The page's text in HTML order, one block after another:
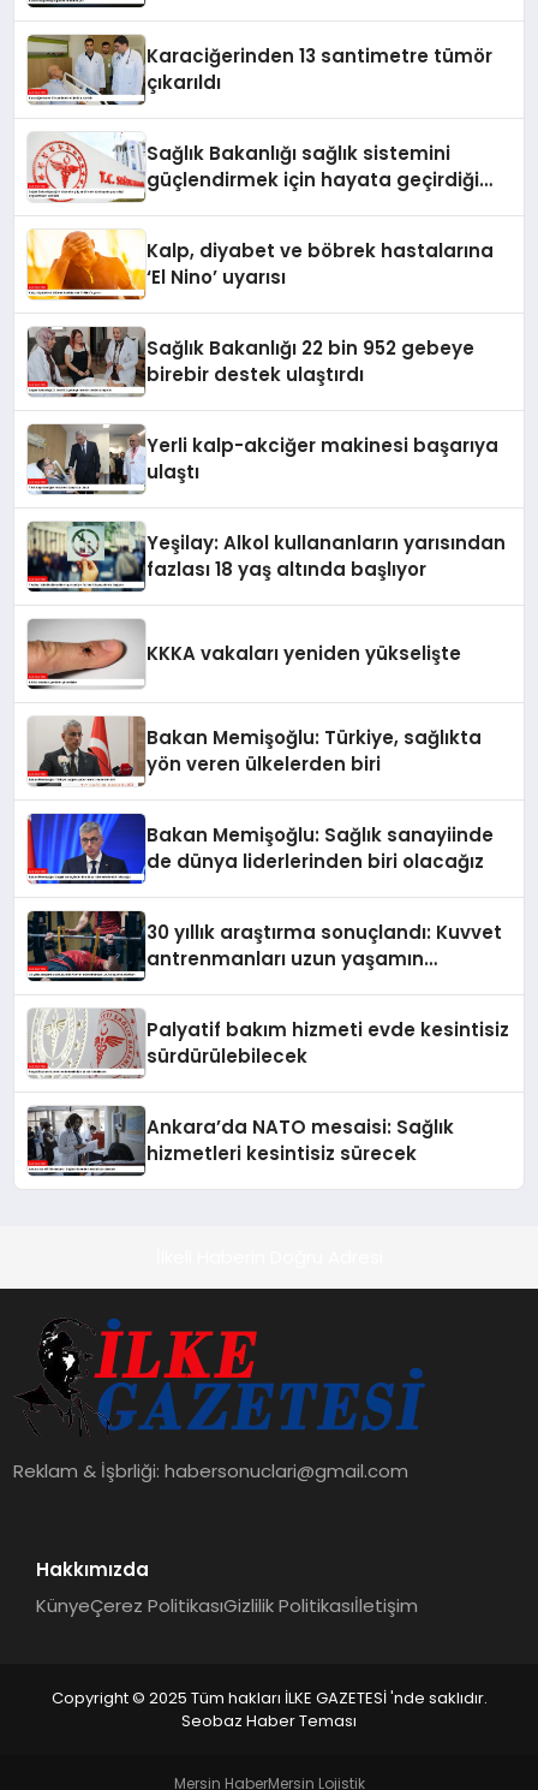
Karaciğerinden 13 santimetre tümör
çıkarıldı
Sağlık Bakanlığı sağlık sistemini
güçlendirmek için hayata geçirdiği
Kalp, diyabet ve böbrek hastalarına
‘El Nino’ uyarısı
Sağlık Bakanlığı 22 bin 952 gebeye
birebir destek ulaştırdı
Yerli kalp-akciğer makinesi başarıya
ulaştı
Yeşilay: Alkol kullananların yarısından
fazlası 18 yaş altında başlıyor
KKKA vakaları yeniden yükselişte
Bakan Memişoğlu: Türkiye, sağlıkta
yön veren ülkelerden biri
Bakan Memişoğlu: Sağlık sanayiinde
de dünya liderlerinden biri olacağız
30 yıllık araştırma sonuçlandı: Kuvvet
antrenmanları uzun yaşamın
Palyatif bakım hizmeti evde kesintisiz
sürdürülebilecek
Ankara’da NATO mesaisi: Sağlık
hizmetleri kesintisiz sürecek
Reklam & İşbrliği:habersonuclari@gmail.com
Hakkımızda
KünyeÇerez PolitikasıGizlilik Politikasıİletişim
Copyright © 2025 Tüm hakları İLKE GAZETESİ 'nde saklıdır.
Seobaz Haber Teması
Mersin HaberMersin Lojistik